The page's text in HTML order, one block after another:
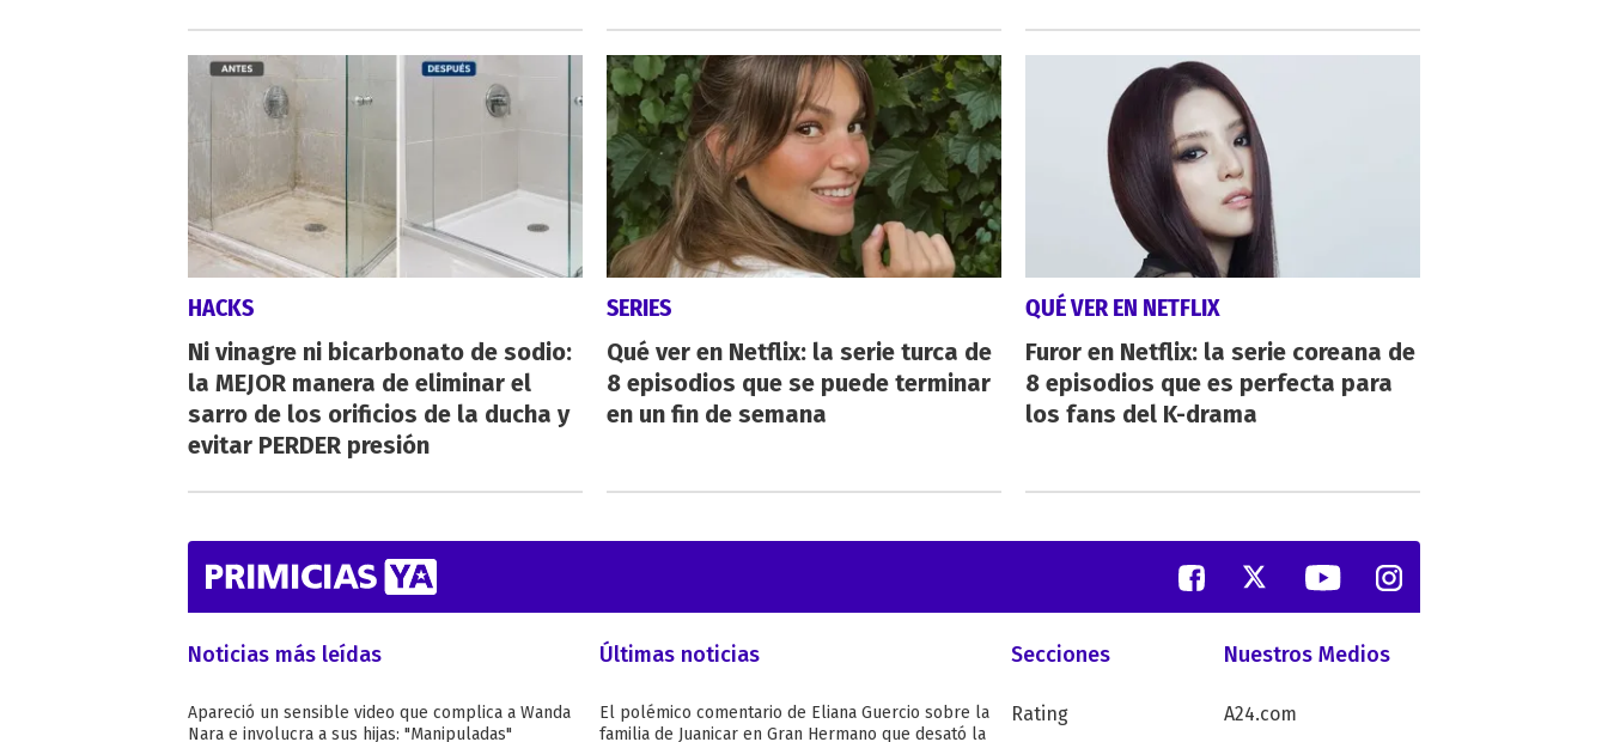
HACKS
Ni vinagre ni bicarbonato de sodio:
la MEJOR manera de eliminar el
sarro de los orificios de la ducha y
evitar PERDER presión
SERIES
Qué ver en Netflix: la serie turca de
8 episodios que se puede terminar
en un fin de semana
QUÉ VER EN NETFLIX
Furor en Netflix: la serie coreana de
8 episodios que es perfecta para
los fans del K-drama
Noticias más leídas
Apareció un sensible video que complica a Wanda
Nara e involucra a sus hijas: "Manipuladas"
Últimas noticias
El polémico comentario de Eliana Guercio sobre la
familia de Juanicar en Gran Hermano que desató la
Secciones
Rating
Nuestros Medios
A24.com